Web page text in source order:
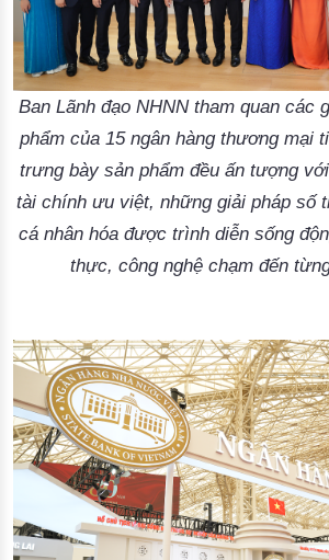
Ban Lãnh đạo NHNN tham quan các
phẩm của 15 ngân hàng thương mại
trưng bày sản phẩm đều ấn tượng
tài chính ưu việt, những giải pháp số
cá nhân hóa được trình diễn sống
thực, công nghệ chạm đến